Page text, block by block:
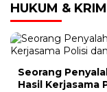
HUKUM &
Seorang
Hasil Kerjasama